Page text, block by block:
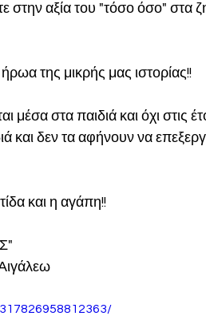
αξία του "τόσο όσο" στα
της μικρής μας ιστορίας!!
μέσα στα παιδιά και όχι στις
και δεν τα αφήνουν να
και η αγάπη!!